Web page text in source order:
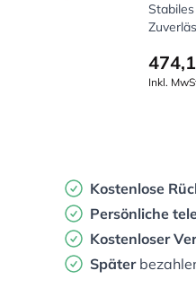
Inkl.
Kostenlose
Persönliche
Kostenloser
Später